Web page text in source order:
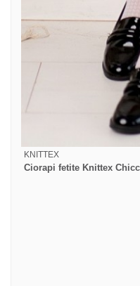
KNITTEX
Ciorapi fetite Knittex